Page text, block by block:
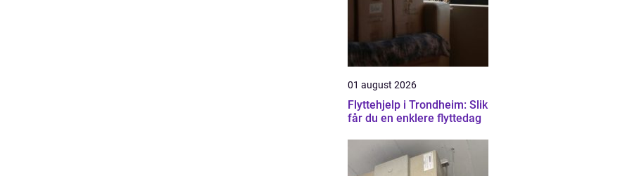
01 august 2026
Flyttehjelp i Trondheim: Slik
får du en enklere flyttedag